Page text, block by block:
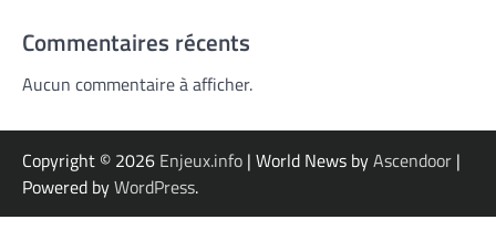
Commentaires récents
Aucun commentaire à afficher.
Copyright © 2026 Enjeux.info | World News byAscendoor |
Powered byWordPress.